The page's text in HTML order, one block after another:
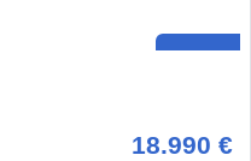
18.990 €